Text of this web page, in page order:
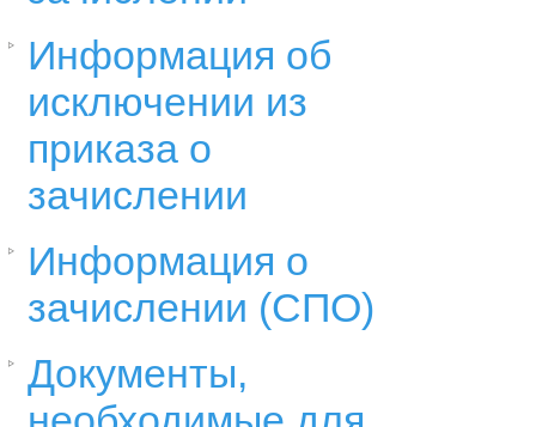
Информация об
исключении из
приказа о
зачислении
Информация о
зачислении (СПО)
Документы,